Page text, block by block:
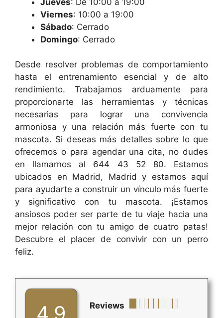
Viernes: 10:00 a 19:00
Sábado: Cerrado
Domingo: Cerrado
Desde resolver problemas de comportamiento
hasta el entrenamiento esencial y de alto
rendimiento. Trabajamos arduamente para
proporcionarte las herramientas y técnicas
necesarias para lograr una convivencia
armoniosa y una relación más fuerte con tu
mascota. Si deseas más detalles sobre lo que
ofrecemos o para agendar una cita, no dudes
en llamarnos al 644 43 52 80. Estamos
ubicados en Madrid, Madrid y estamos aquí
para ayudarte a construir un vínculo más fuerte
y significativo con tu mascota. ¡Estamos
ansiosos poder ser parte de tu viaje hacia una
mejor relación con tu amigo de cuatro patas!
Descubre el placer de convivir con un perro
feliz.
Reviews